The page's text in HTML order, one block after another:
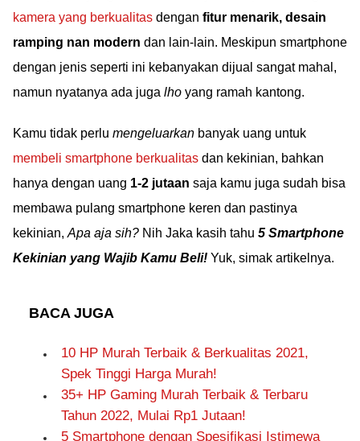
kamera yang berkualitas dengan fitur menarik, desain
ramping nan modern dan lain-lain. Meskipun smartphone
dengan jenis seperti ini kebanyakan dijual sangat mahal,
namun nyatanya ada juga lho yang ramah kantong.
Kamu tidak perlu mengeluarkan banyak uang untuk
membeli smartphone berkualitas dan kekinian, bahkan
hanya dengan uang 1-2 jutaan saja kamu juga sudah bisa
membawa pulang smartphone keren dan pastinya
kekinian, Apa aja sih? Nih Jaka kasih tahu 5 Smartphone
Kekinian yang Wajib Kamu Beli! Yuk, simak artikelnya.
BACA JUGA
10 HP Murah Terbaik & Berkualitas 2021,
Spek Tinggi Harga Murah!
35+ HP Gaming Murah Terbaik & Terbaru
Tahun 2022, Mulai Rp1 Jutaan!
5 Smartphone dengan Spesifikasi Istimewa